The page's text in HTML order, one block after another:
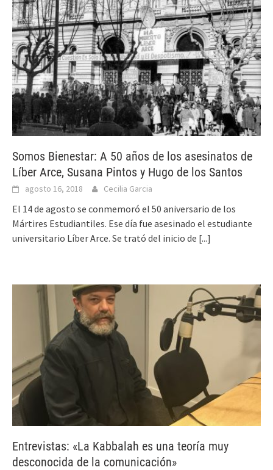
Somos Bienestar: A 50 años de los asesinatos de
Líber Arce, Susana Pintos y Hugo de los Santos
agosto 16, 2018 Cecilia Garcia
El 14 de agosto se conmemoró el 50 aniversario de los
Mártires Estudiantiles. Ese día fue asesinado el estudiante
universitario Líber Arce. Se trató del inicio de [...]
Entrevistas: «La Kabbalah es una teoría muy
desconocida de la comunicación»